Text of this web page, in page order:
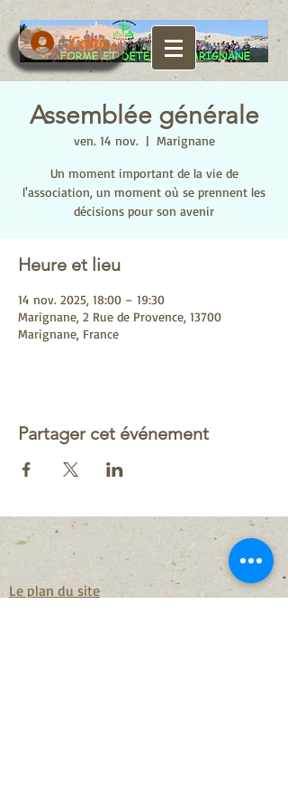
Connexion
Assemblée générale
ven. 14 nov.
  |
Marignane
Un moment important de la vie de
l'association, un moment où se prennent les
décisions pour son avenir
Heure et lieu
14 nov. 2025, 18:00 – 19:30
Marignane, 2 Rue de Provence, 13700
Marignane, France
Partager cet événement
Le plan du site